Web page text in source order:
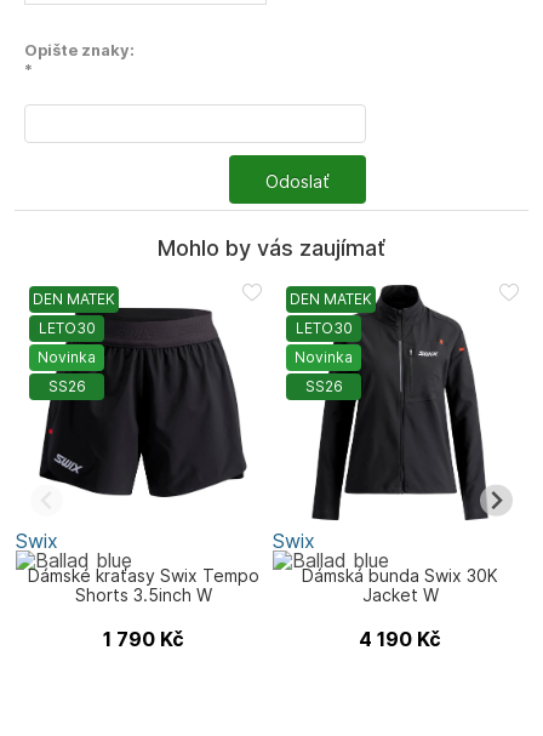
Opište znaky:
*
Odoslať
Mohlo by vás zaujímať
DEN MATEK
LETO30
Novinka
SS26
Swix
Dámské kraťasy Swix Tempo
Shorts 3.5inch W
1 790 Kč
DEN MATEK
LETO30
Novinka
SS26
Swix
Dámská bunda Swix 30K
Jacket W
4 190 Kč